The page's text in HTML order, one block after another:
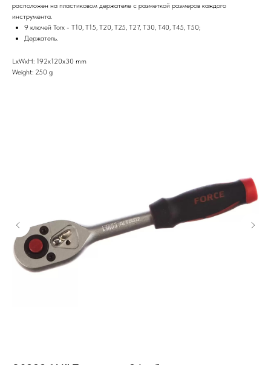
расположен на пластиковом держателе с разметкой размеров каждого
инструмента.
9 ключей Torx - T10, Т15, Т20, Т25, Т27, Т30, Т40, Т45, T50;
Держатель.
LxWxH: 192x120x30 mm
Weight: 250 g